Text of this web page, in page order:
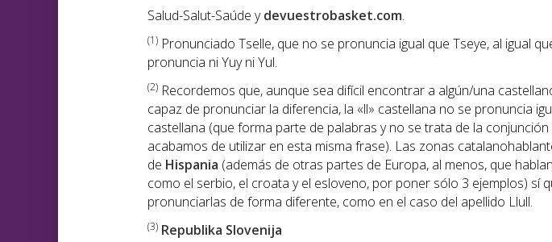
Salud-Salut-Saúde ydevuestrobasket.com.
(1) Pronunciado Tselle, que no se pronuncia igual que Tseye, al igual
pronuncia ni Yuy ni Yul.
(2) Recordemos que, aunque sea difícil encontrar a algún/una
capaz de pronunciar la diferencia, la «ll» castellana no se pronuncia
castellana (que forma parte de palabras y no se trata de la
acabamos de utilizar en esta misma frase). Las zonas
de Hispania (además de otras partes de Europa, al menos, que
como el serbio, el croata y el esloveno, por poner sólo 3 ejemplos) sí
pronunciarlas de forma diferente, como en el caso del apellido Llull.
(3) Republika Slovenija